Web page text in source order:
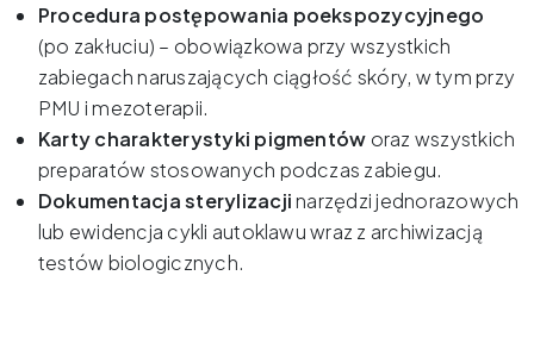
Procedura postępowania poekspozycyjnego
(po zakłuciu) – obowiązkowa przy wszystkich
zabiegach naruszających ciągłość skóry, w tym przy
PMU i mezoterapii.
Karty charakterystyki pigmentów oraz wszystkich
preparatów stosowanych podczas zabiegu.
Dokumentacja sterylizacjinarzędzi jednorazowych
lub ewidencja cykli autoklawu wraz z archiwizacją
testów biologicznych.